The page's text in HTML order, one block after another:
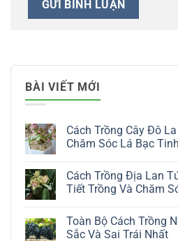
BÀI VIẾT MỚI
Cách Trồng Cây Đô
Chăm Sóc Lá Bạc
bình
luận
Cây
Đô
La
Cách Trồng Địa Lan
Tiết Trồng Và Chăm
bình
luận
ở
Toàn Bộ Cách Trồng
Sắc Và Sai Trái Nhất